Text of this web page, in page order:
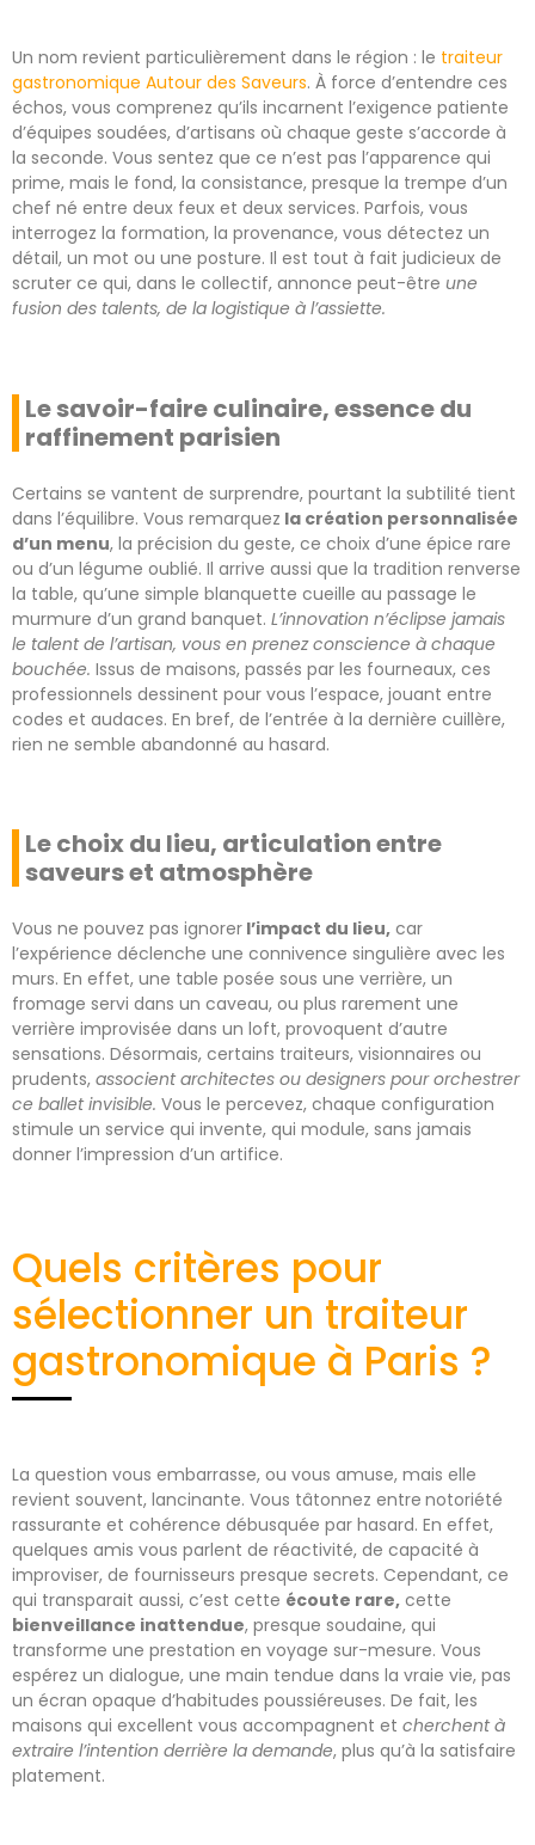
Un nom revient particulièrement dans le région : le traiteur
gastronomique Autour des Saveurs. À force d’entendre ces
échos, vous comprenez qu’ils incarnent l’exigence patiente
d’équipes soudées, d’artisans où chaque geste s’accorde à
la seconde. Vous sentez que ce n’est pas l’apparence qui
prime, mais le fond, la consistance, presque la trempe d’un
chef né entre deux feux et deux services. Parfois, vous
interrogez la formation, la provenance, vous détectez un
détail, un mot ou une posture. Il est tout à fait judicieux de
scruter ce qui, dans le collectif, annonce peut-être une
fusion des talents, de la logistique à l’assiette.
Le savoir-faire culinaire, essence du
raffinement parisien
Certains se vantent de surprendre, pourtant la subtilité tient
dans l’équilibre. Vous remarquez la création personnalisée
d’un menu, la précision du geste, ce choix d’une épice rare
ou d’un légume oublié. Il arrive aussi que la tradition renverse
la table, qu’une simple blanquette cueille au passage le
murmure d’un grand banquet. L’innovation n’éclipse jamais
le talent de l’artisan, vous en prenez conscience à chaque
bouchée. Issus de maisons, passés par les fourneaux, ces
professionnels dessinent pour vous l’espace, jouant entre
codes et audaces. En bref, de l’entrée à la dernière cuillère,
rien ne semble abandonné au hasard.
Le choix du lieu, articulation entre
saveurs et atmosphère
Vous ne pouvez pas ignorer l’impact du lieu, car
l’expérience déclenche une connivence singulière avec les
murs. En effet, une table posée sous une verrière, un
fromage servi dans un caveau, ou plus rarement une
verrière improvisée dans un loft, provoquent d’autre
sensations. Désormais, certains traiteurs, visionnaires ou
prudents, associent architectes ou designers pour orchestrer
ce ballet invisible. Vous le percevez, chaque configuration
stimule un service qui invente, qui module, sans jamais
donner l’impression d’un artifice.
Quels critères pour
sélectionner un traiteur
gastronomique à Paris ?
La question vous embarrasse, ou vous amuse, mais elle
revient souvent, lancinante. Vous tâtonnez entre notoriété
rassurante et cohérence débusquée par hasard. En effet,
quelques amis vous parlent de réactivité, de capacité à
improviser, de fournisseurs presque secrets. Cependant, ce
qui transparait aussi, c’est cette écoute rare, cette
bienveillance inattendue, presque soudaine, qui
transforme une prestation en voyage sur-mesure. Vous
espérez un dialogue, une main tendue dans la vraie vie, pas
un écran opaque d’habitudes poussiéreuses. De fait, les
maisons qui excellent vous accompagnent et cherchent à
extraire l’intention derrière la demande, plus qu’à la satisfaire
platement.